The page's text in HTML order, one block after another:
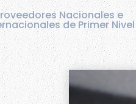
Nacionales e
de Primer Nivel